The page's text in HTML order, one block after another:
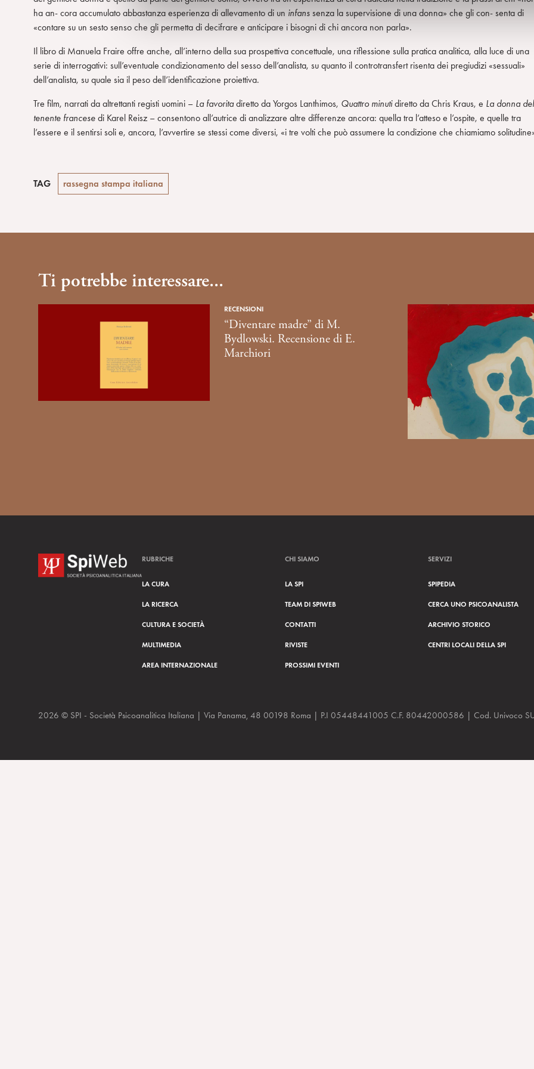
d
e
c
o
n
ha an- cora accumulato abbastanza esperienza di allevamento di un infans senza la supervisione di una donna» che gli con- senta di
«contare su un sesto senso che gli permetta di decifrare e anticipare i bisogni di chi ancora non parla».
Il libro di Manuela Fraire offre anche, all’interno della sua prospettiva concettuale, una riflessione sulla pratica analitica, alla luce di una
serie di interrogativi: sull’eventuale condizionamento del sesso dell’analista, su quanto il controtransfert risenta dei pregiudizi «sessuali»
dell’analista, su quale sia il peso dell’identificazione proiettiva.
Tre film, narrati da altrettanti registi uomini – La favoritadiretto da Yorgos Lanthimos, Quattro minutidiretto da Chris Kraus, e La donna del
tenente francese di Karel Reisz – consentono all’autrice di analizzare altre differenze ancora: quella tra l’atteso e l’ospite, e quelle tra
l’essere e il sentirsi soli e, ancora, l’avvertire se stessi come diversi, «i tre volti che può assumere la condizione che chiamiamo
TAG rassegna stampa italiana
Ti potrebbe interessare...
RECENSIONI
“Diventare madre” di M.
Bydlowski. Recensione di E.
Marchiori
RUBRICHE
LA CURA
LA RICERCA
CULTURA E SOCIETÀ
MULTIMEDIA
AREA INTERNAZIONALE
CHI SIAMO
LA SPI
TEAM DI SPIWEB
CONTATTI
RIVISTE
PROSSIMI EVENTI
SERVIZI
SPIPEDIA
CERCA UNO PSICOANALISTA
ARCHIVIO STORICO
CENTRI LOCALI DELLA SPI
2026 © SPI - Società Psicoanalitica Italiana | Via Panama, 48 00198 Roma | P.I 05448441005 C.F. 80442000586 | Cod. Univoco